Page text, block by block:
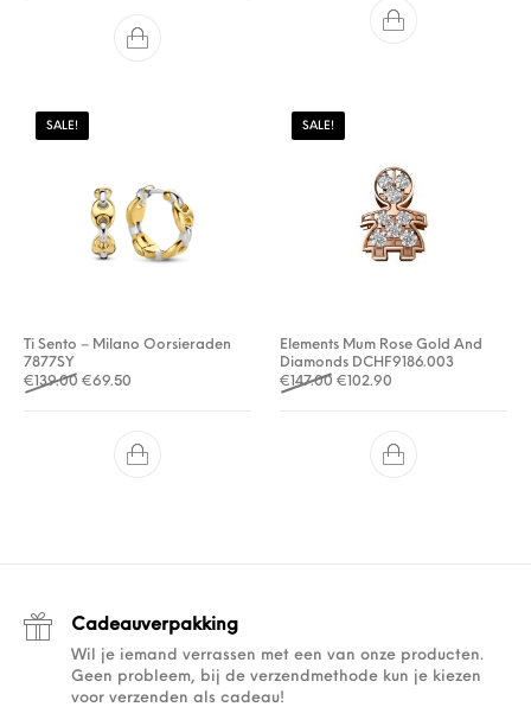
SALE!
Ti Sento – Milano Oorsieraden
7877SY
€139.00 Oorspronkelijke prijs was: €139.00.
€69.50 Huidige prijs is: €69.50.
SALE!
Elements Mum Rose Gold And
Diamonds DCHF9186.003
€147.00 Oorspronkelijke prijs was:
€102.90
Cadeauverpakking
Wil je iemand verrassen met een van onze producten.
Geen probleem, bij de verzendmethode kun je kiezen
voor verzenden als cadeau!